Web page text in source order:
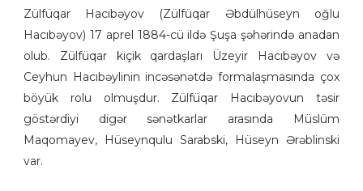
Zülfüqar Hacıbəyov (Zülfüqar Əbdülhüseyn oğlu
Hacıbəyov) 17 aprel 1884-cü ildə Şuşa şəhərində anadan
olub. Zülfüqar kiçik qardaşları Üzeyir Hacıbəyov və
Ceyhun Hacıbəylinin incəsənətdə formalaşmasında çox
böyük rolu olmuşdur. Zülfüqar Hacıbəyovun təsir
göstərdiyi digər sənətkarlar arasında Müslüm
Maqomayev, Hüseynqulu Sarabski, Hüseyn Ərəblinski
var.